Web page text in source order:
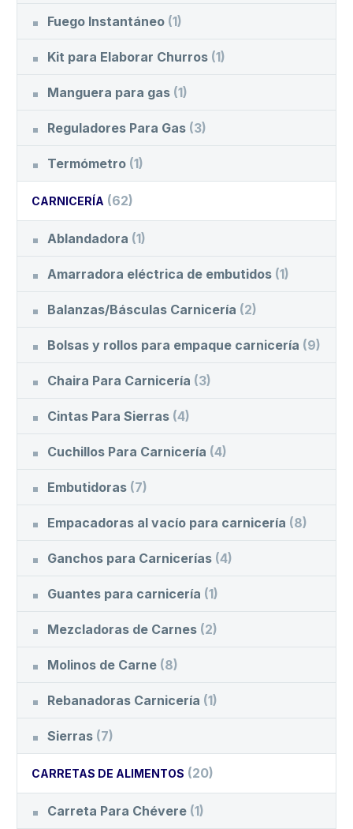
Fuego Instantáneo (1)
Kit para Elaborar Churros (1)
Manguera para gas (1)
Reguladores Para Gas (3)
Termómetro (1)
CARNICERÍA (62)
Ablandadora (1)
Amarradora eléctrica de embutidos (1)
Balanzas/Básculas Carnicería (2)
Bolsas y rollos para empaque carnicería (9)
Chaira Para Carnicería (3)
Cintas Para Sierras (4)
Cuchillos Para Carnicería (4)
Embutidoras (7)
Empacadoras al vacío para carnicería (8)
Ganchos para Carnicerías (4)
Guantes para carnicería (1)
Mezcladoras de Carnes (2)
Molinos de Carne (8)
Rebanadoras Carnicería (1)
Sierras (7)
CARRETAS DE ALIMENTOS (20)
Carreta Para Chévere (1)